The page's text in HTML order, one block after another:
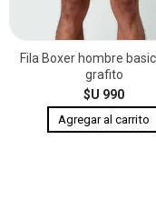
Fila Boxer hombre
grafito
$U 990